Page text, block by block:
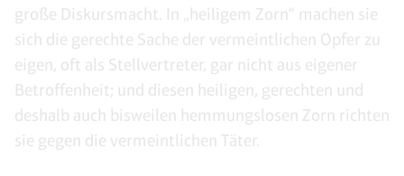
große Diskursmacht. In „heiligem Zorn“ machen sie
sich die gerechte Sache der vermeintlichen Opfer zu
eigen, oft als Stellvertreter, gar nicht aus eigener
Betroffenheit; und diesen heiligen, gerechten und
deshalb auch bisweilen hemmungslosen Zorn richten
sie gegen die vermeintlichen Täter.